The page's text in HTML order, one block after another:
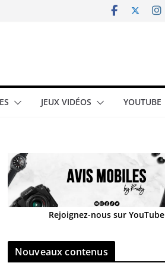
JEUX VIDÉOS YOUTUBE
Rejoignez-nous sur YouTube
Nouveaux contenus